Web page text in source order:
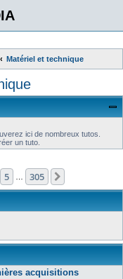
Matériel et technique
ici de nombreux tutos.
un tuto.
5 305
acquisitions